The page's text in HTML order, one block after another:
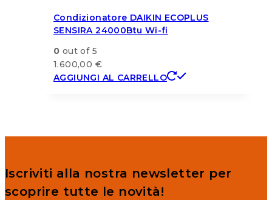
Condizionatore DAIKIN ECOPLUS
SENSIRA 24000Btu Wi-fi
0 out of 5
1.600,00 €
AGGIUNGI AL CARRELLO
Iscriviti alla nostra newsletter per
scoprire tutte le novità!